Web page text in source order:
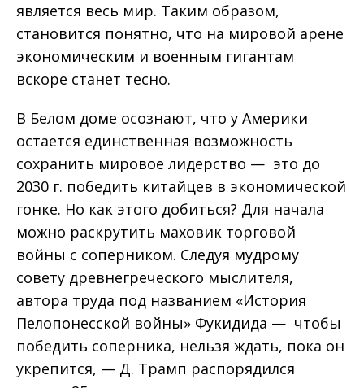
является весь мир. Таким образом,
становится понятно, что на мировой арене
экономическим и военным гигантам
вскоре станет тесно.
В Белом доме осознают, что у Америки
остается единственная возможность
сохранить мировое лидерство — это до
2030 г. победить китайцев в экономической
гонке. Но как этого добиться? Для начала
можно раскрутить маховик торговой
войны с соперником. Следуя мудрому
совету древнегреческого мыслителя,
автора труда под названием «История
Пелопонесской войны» Фукидида — чтобы
победить соперника, нельзя ждать, пока он
укрепится, — Д. Трамп распорядился